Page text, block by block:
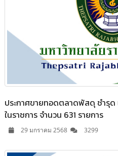
ประกาศขายทอดตลาดพัสดุ ชำรุด
ในราชการ จำนวน 631 รายการ
29 มกราคม 2568 3299